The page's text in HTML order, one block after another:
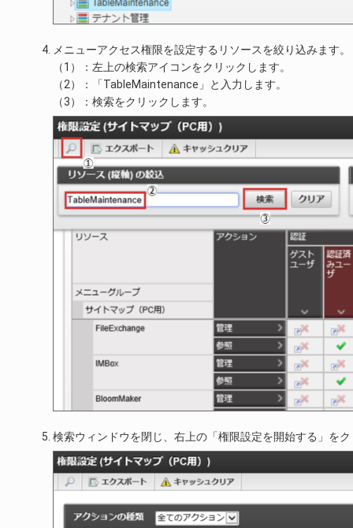
メニューアクセス権限を設定するリソースを絞り込みます。
（1）：左上の検索アイコンをクリックします。
（2）：「TableMaintenance」と入力します。
（3）：検索をクリックします。
検索ウィンドウを閉じ、右上の「権限設定を開始する」を